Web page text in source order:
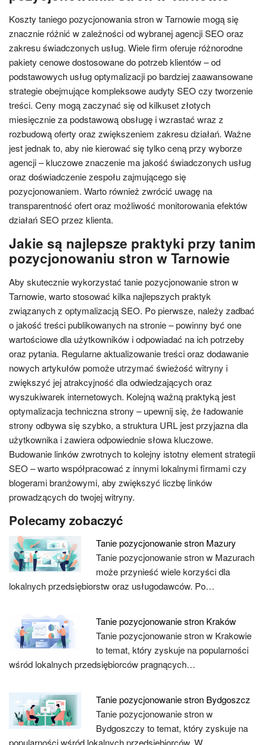
Koszty taniego pozycjonowania stron w Tarnowie mogą się
znacznie różnić w zależności od wybranej agencji SEO oraz
zakresu świadczonych usług. Wiele firm oferuje różnorodne
pakiety cenowe dostosowane do potrzeb klientów – od
podstawowych usług optymalizacji po bardziej zaawansowane
strategie obejmujące kompleksowe audyty SEO czy tworzenie
treści. Ceny mogą zaczynać się od kilkuset złotych
miesięcznie za podstawową obsługę i wzrastać wraz z
rozbudową oferty oraz zwiększeniem zakresu działań. Ważne
jest jednak to, aby nie kierować się tylko ceną przy wyborze
agencji – kluczowe znaczenie ma jakość świadczonych usług
oraz doświadczenie zespołu zajmującego się
pozycjonowaniem. Warto również zwrócić uwagę na
transparentność ofert oraz możliwość monitorowania efektów
działań SEO przez klienta.
Jakie są najlepsze praktyki przy tanim
pozycjonowaniu stron w Tarnowie
Aby skutecznie wykorzystać tanie pozycjonowanie stron w
Tarnowie, warto stosować kilka najlepszych praktyk
związanych z optymalizacją SEO. Po pierwsze, należy zadbać
o jakość treści publikowanych na stronie – powinny być one
wartościowe dla użytkowników i odpowiadać na ich potrzeby
oraz pytania. Regularne aktualizowanie treści oraz dodawanie
nowych artykułów pomoże utrzymać świeżość witryny i
zwiększyć jej atrakcyjność dla odwiedzających oraz
wyszukiwarek internetowych. Kolejną ważną praktyką jest
optymalizacja techniczna strony – upewnij się, że ładowanie
strony odbywa się szybko, a struktura URL jest przyjazna dla
użytkownika i zawiera odpowiednie słowa kluczowe.
Budowanie linków zwrotnych to kolejny istotny element strategii
SEO – warto współpracować z innymi lokalnymi firmami czy
blogerami branżowymi, aby zwiększyć liczbę linków
prowadzących do twojej witryny.
Polecamy zobaczyć
Tanie pozycjonowanie stron Mazury
Tanie pozycjonowanie stron w Mazurach
może przynieść wiele korzyści dla
lokalnych przedsiębiorstw oraz usługodawców. Po…
Tanie pozycjonowanie stron Kraków
Tanie pozycjonowanie stron w Krakowie
to temat, który zyskuje na popularności
wśród lokalnych przedsiębiorców pragnących…
Tanie pozycjonowanie stron Bydgoszcz
Tanie pozycjonowanie stron w
Bydgoszczy to temat, który zyskuje na
popularności wśród lokalnych przedsiębiorców. W…